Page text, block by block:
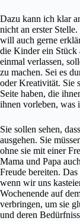
Dazu kann ich klar
nicht an erster
will auch gerne
die Kinder ein Stück
einmal verlassen,
zu machen. Sei es
oder Kreativität. Sie
Seite haben, die
ihnen vorleben, was
Sie sollen sehen,
ausgehen. Sie
ohne sie mit einer
Mama und Papa
Freude bereiten.
wenn wir uns
Wochenende auf
verbringen, um sie
und deren